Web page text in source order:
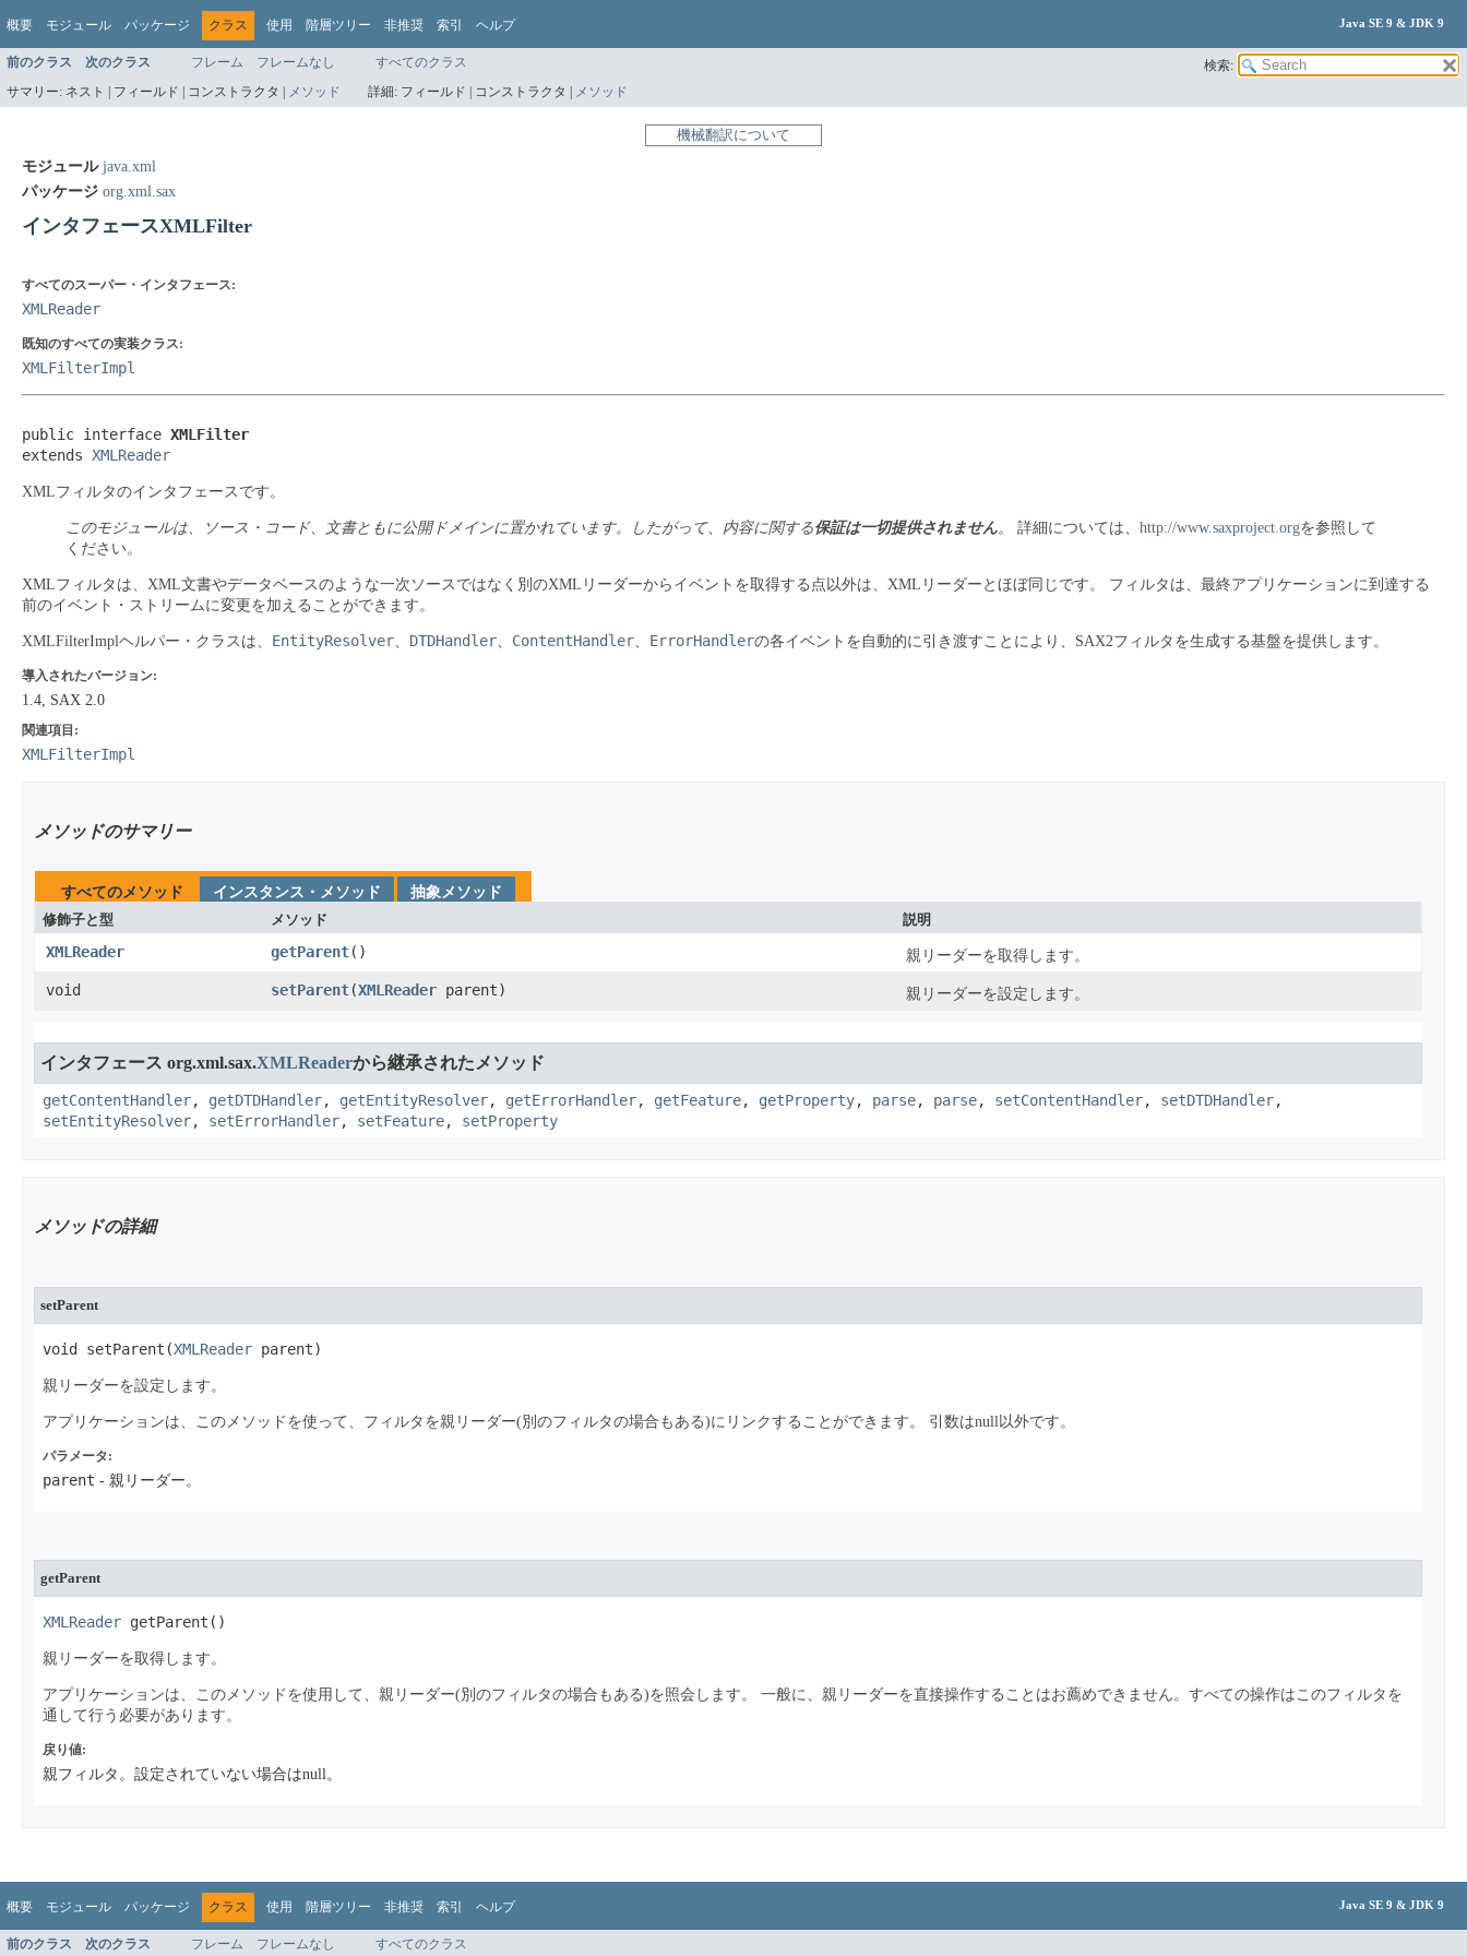
概要 モジュール パッケージ クラス 使用 階層ツリー 非推奨 索引 ヘルプ Java SE 9 & JDK 9
前のクラス 次のクラス フレーム フレームなし すべてのクラス
検索:
サマリー: ネスト | フィールド | コンストラクタ | メソッド 詳細: フィールド | コンストラクタ | メソッド
機械翻訳について
モジュール java.xml
パッケージ org.xml.sax
インタフェースXMLFilter
すべてのスーパー・インタフェース:
XMLReader
既知のすべての実装クラス:
XMLFilterImpl
public interface XMLFilter
extends XMLReader
XMLフィルタのインタフェースです。
このモジュールは、ソース・コード、文書ともに公開ドメインに置かれています。したがって、内容に関する保証は一切提供されません。 詳細については、 http://www.saxproject.orgを参照して
ください。
XMLフィルタは、XML文書やデータベースのような一次ソースではなく別のXMLリーダーからイベントを取得する点以外は、XMLリーダーとほぼ同じです。
フィルタは、最終アプリケーションに到達する
前のイベント・ストリームに変更を加えることができます。
XMLFilterImplヘルパー・クラスは、 EntityResolver、 DTDHandler、 ContentHandler、 ErrorHandlerの各イベントを自動的に引き渡すことにより、SAX2フィルタを生成する基盤を提供します。
導入されたバージョン:
1.4, SAX 2.0
関連項目:
XMLFilterImpl
メソッドのサマリー
すべてのメソッド インスタンス・メソッド
抽象メソッド
修飾子と型
メソッド 説明
XMLReader getParent​() 親リーダーを取得します。
void setParent​(XMLReader parent) 親リーダーを設定します。
インタフェース org.xml.sax.XMLReaderから継承されたメソッド
getContentHandler, getDTDHandler, getEntityResolver, getErrorHandler, getFeature, getProperty, parse, parse, setContentHandler, setDTDHandler,
setEntityResolver, setErrorHandler, setFeature, setProperty
メソッドの詳細
setParent
void setParent​(XMLReader parent)
親リーダーを設定します。
アプリケーションは、このメソッドを使って、フィルタを親リーダー(別のフィルタの場合もある)にリンクすることができます。 引数はnull以外です。
パラメータ:
parent - 親リーダー。
getParent
XMLReader getParent​()
親リーダーを取得します。
アプリケーションは、このメソッドを使用して、親リーダー(別のフィルタの場合もある)を照会します。
一般に、親リーダーを直接操作することはお薦めできません。すべての操作はこのフィルタを
通して行う必要があります。
戻り値:
親フィルタ。設定されていない場合はnull。
概要 モジュール パッケージ クラス 使用 階層ツリー 非推奨 索引 ヘルプ Java SE 9 & JDK 9
前のクラス 次のクラス フレーム フレームなし すべてのクラス